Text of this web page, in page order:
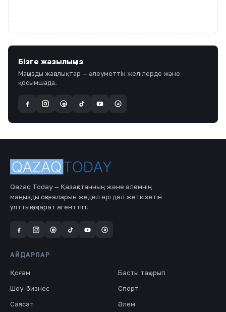
Бізге жазылыңыз
Маңызды жаңалықтар — әлеуметтік желілерде және
қосымшада.
@ a
Qazaq Today — Қазақстанның және әлемнің
маңызды оқиғаларын жедел әрі дәл жеткізетін
ұлттық ақпарат агенттігі.
@ a
АЙДАРЛАР
Қоғам
Басты тақырып
Шоу-бизнес
Спорт
Саясат
Әлем